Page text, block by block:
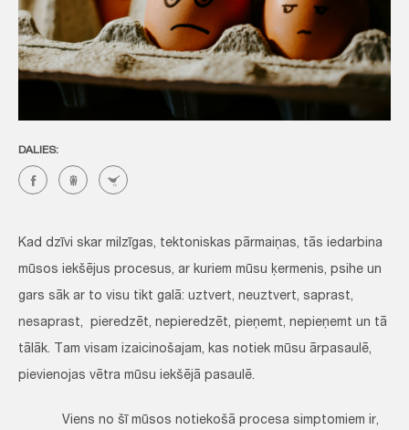
DALIES:
Kad dzīvi skar milzīgas, tektoniskas pārmaiņas, tās iedarbina
mūsos iekšējus procesus, ar kuriem mūsu ķermenis, psihe un
gars sāk ar to visu tikt galā: uztvert, neuztvert, saprast,
nesaprast, pieredzēt, nepieredzēt, pieņemt, nepieņemt un tā
tālāk. Tam visam izaicinošajam, kas notiek mūsu ārpasaulē,
pievienojas vētra mūsu iekšējā pasaulē.
Viens no šī mūsos notiekošā procesa simptomiem ir,